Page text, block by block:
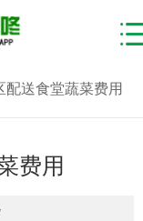
配送食堂蔬菜费用
费用